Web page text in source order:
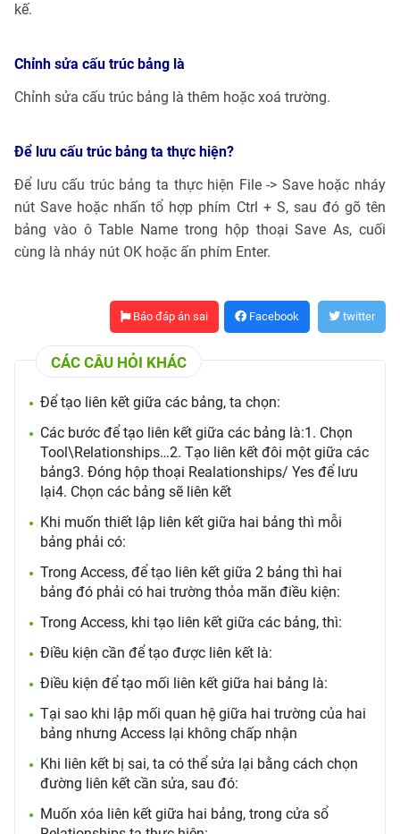
kế.
Chỉnh sửa cấu trúc bảng là
Chỉnh sửa cấu trúc bảng là thêm hoặc xoá trường.
Để lưu cấu trúc bảng ta thực hiện?
Để lưu cấu trúc bảng ta thực hiện File -> Save hoặc nháy
nút Save hoặc nhấn tổ hợp phím Ctrl + S, sau đó gõ tên
bảng vào ô Table Name trong hộp thoại Save As, cuối
cùng là nháy nút OK hoặc ấn phím Enter.
Báo đáp án sai Facebook twitter
CÁC CÂU HỎI KHÁC
Để tạo liên kết giữa các bảng, ta chọn:
Các bước để tạo liên kết giữa các bảng là:1. Chọn
Tool\Relationships…2. Tạo liên kết đôi một giữa các
bảng3. Đóng hộp thoại Realationships/ Yes để lưu
lại4. Chọn các bảng sẽ liên kết
Khi muốn thiết lập liên kết giữa hai bảng thì mỗi
bảng phải có:
Trong Access, để tạo liên kết giữa 2 bảng thì hai
bảng đó phải có hai trường thỏa mãn điều kiện:
Trong Access, khi tạo liên kết giữa các bảng, thì:
Điều kiện cần để tạo được liên kết là:
Điều kiện để tạo mối liên kết giữa hai bảng là:
Tại sao khi lập mối quan hệ giữa hai trường của hai
bảng nhưng Access lại không chấp nhận
Khi liên kết bị sai, ta có thể sửa lại bằng cách chọn
đường liên kết cần sửa, sau đó:
Muốn xóa liên kết giữa hai bảng, trong cửa sổ